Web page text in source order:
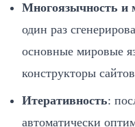
Многоязычность и
один раз
основные мировые
конструкторы
Итеративность:
автоматически